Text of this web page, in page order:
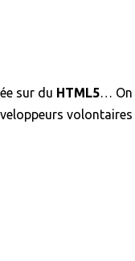
sur du HTML5… On
volontaires